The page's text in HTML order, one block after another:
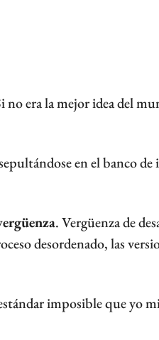
no era la mejor idea del
en el banco de
. Vergüenza de
desordenado, las
imposible que yo